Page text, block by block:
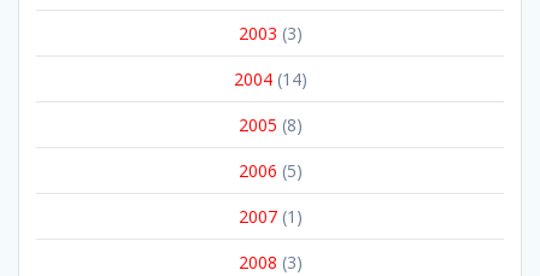
2003 (3)
2004(14)
2005 (8)
2006 (5)
2007(1)
2008 (3)